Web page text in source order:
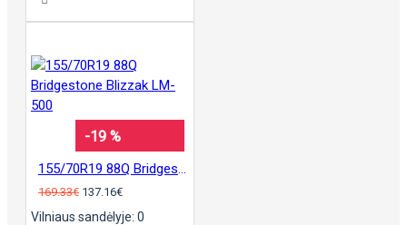
-19 %
169.33€ 137.16€
Vilniaus sandėlyje: 0